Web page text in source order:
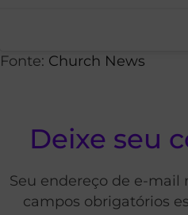
Fonte: Church News
Deixe seu
Seu endereço de e-mail
campos obrigatórios